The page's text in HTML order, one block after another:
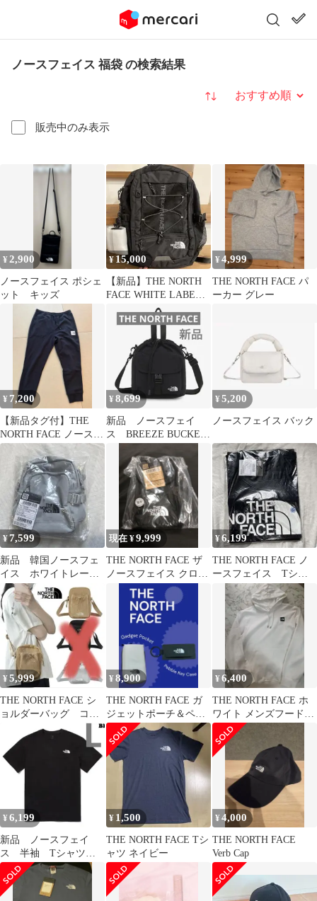
ノースフェイス 福袋 の検索結果
販売中のみ表示
並び替え
¥ 2,900
ノースフェイス ポシェ
ット キッズ
¥ 15,000
【新品】THE NORTH
FACE WHITE LABEL
バックパック
¥4,999
THE NORTH FACE パ
ーカー グレー
¥ 7,200
【新品タグ付】THE
NORTH FACE ノースフ
ェイス 海外サイズL
ズボン
¥8,699
新品 ノースフェイ
ス BREEZE BUCKET
¥5,200
ノースフェイス バック
¥7,599
新品 韓国ノースフェ
イス ホワイトレーベ
ル クロスバック
アイスグレー
現在 ¥9,999
THE NORTH FACE ザ
ノースフェイス クロス
バッグ ミニ
¥6,199
THE NORTH FACE ノ
ースフェイス Tシャ
ツ ブラック Ｍサイ
ズ 韓国
¥5,999
THE NORTH FACE シ
ョルダーバッグ コー
¥8,900
THE NORTH FACE ガ
ジェットポーチ＆ペブ
ルキーケース
¥6,400
THE NORTH FACE ホ
ワイト メンズフード付
き裏起毛パーカー
¥ 6,199
新品 ノースフェイ
ス 半袖 Tシャツ
COTTON BASIC ブラッ
ク L
¥ 1,500
THE NORTH FACE Tシ
ャツ ネイビー
¥4,000
THE NORTH FACE
Verb Cap